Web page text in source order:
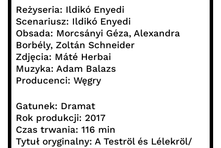
Reżyseria: Ildikó Enyedi
Scenariusz: Ildikó Enyedi
Obsada: Morcsányi Géza, Alexandra
Borbély, Zoltán Schneider
Zdjęcia: Máté Herbai
Muzyka: Adam Balazs
Producenci: Węgry
Gatunek: Dramat
Rok produkcji: 2017
Czas trwania: 116 min
Tytuł oryginalny: A Teströl és Lélekröl/